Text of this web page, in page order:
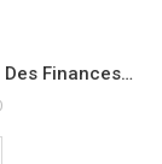
Finances…